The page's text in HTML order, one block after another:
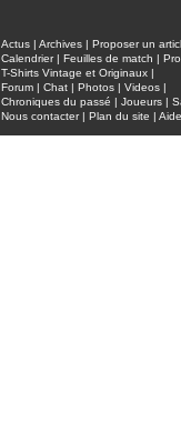
Actus | Archives | Proposer un
Calendrier| Feuilles de match |
T-Shirts Vintage et Originaux |
Forum | Chat | Photos | Videos |
Chroniques du passé | Joueurs |
Nous contacter| Plan du site | Aide